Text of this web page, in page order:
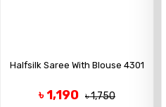
Halfsilk Saree With Blouse 4301
৳ 1,190 ৳ 1,750